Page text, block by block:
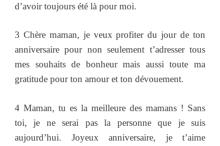
d’avoir toujours été là pour moi.
3 Chère maman, je veux profiter du jour de ton
anniversaire pour non seulement t’adresser tous
mes souhaits de bonheur mais aussi toute ma
gratitude pour ton amour et ton dévouement.
4 Maman, tu es la meilleure des mamans ! Sans
toi, je ne serai pas la personne que je suis
aujourd’hui. Joyeux anniversaire, je t’aime